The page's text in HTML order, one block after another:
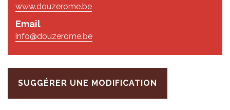
www.douzerome.be
Email
info@douzerome.be
SUGGÉRER UNE MODIFICATION